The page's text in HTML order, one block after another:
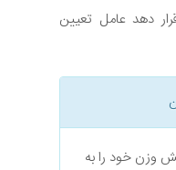
دهد عامل تعیین
وزن خود را به